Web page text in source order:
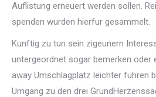
Auflistung erneuert werden sollen.
spenden wurden hierfur gesammelt.
Kunftig zu tun sein zigeunern
untergeordnet sogar bemerken oder
away Umschlagplatz leichter fuhren
Umgang zu den drei